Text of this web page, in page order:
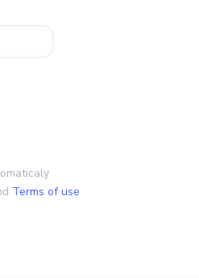
Terms of use